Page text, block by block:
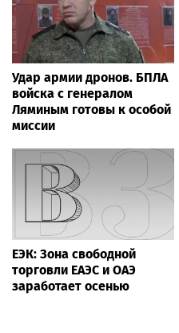
Удар армии дронов. БПЛА
войска с генералом
Ляминым готовы к особой
миссии
ЕЭК: Зона свободной
торговли ЕАЭС и ОАЭ
заработает осенью